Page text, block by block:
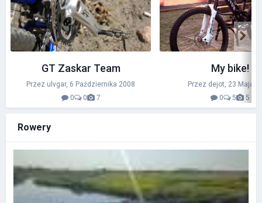
GT Zaskar Team
Przez ulvgar, 6 Października 2008
0
0 7
My bike!
Przez dejot, 23 Maja
0
5 5
Rowery